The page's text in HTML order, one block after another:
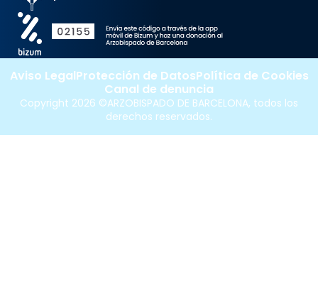
Copyright 2026 ©ARZOBISPADO DE BARCELONA, todos los
derechos reservados.
Aviso LegalProtección de DatosPolítica de Cookies
Canal de denuncia